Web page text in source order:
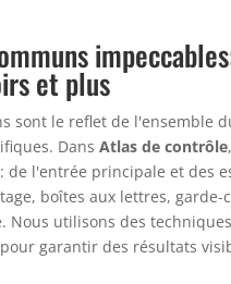
et plus
sont le reflet de l'ensemble
Dans Atlas de contrôle
de l'entrée principale et des
boîtes aux lettres, garde-
Nous utilisons des
garantir des résultats